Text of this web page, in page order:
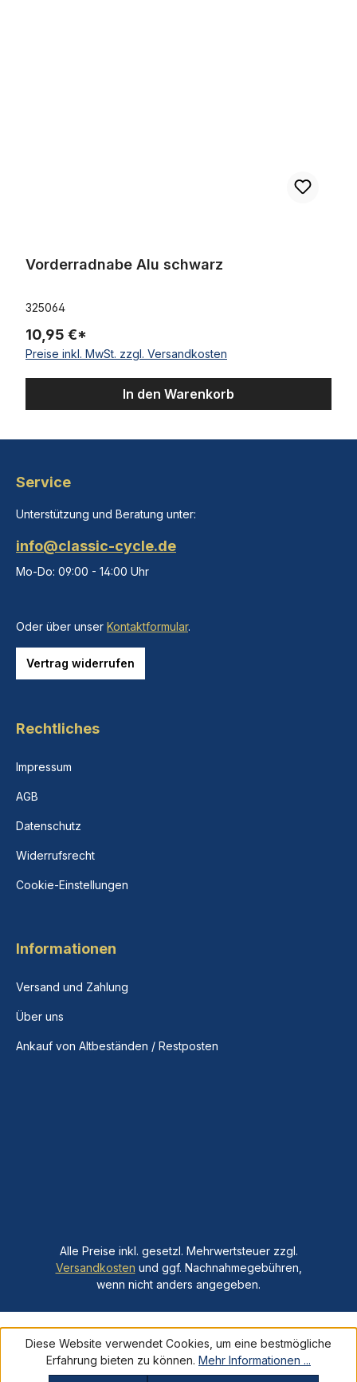
Vorderradnabe Alu schwarz
325064
10,95 €*
Preise inkl. MwSt. zzgl. Versandkosten
In den Warenkorb
Service
Unterstützung und Beratung unter:
info@classic-cycle.de
Mo-Do: 09:00 - 14:00 Uhr
Oder über unser Kontaktformular.
Vertrag widerrufen
Rechtliches
Impressum
AGB
Datenschutz
Widerrufsrecht
Cookie-Einstellungen
Informationen
Versand und Zahlung
Über uns
Ankauf von Altbeständen / Restposten
Alle Preise inkl. gesetzl. Mehrwertsteuer zzgl.
Versandkosten und ggf. Nachnahmegebühren,
wenn nicht anders angegeben.
Diese Website verwendet Cookies, um eine bestmögliche
Erfahrung bieten zu können. Mehr Informationen ...